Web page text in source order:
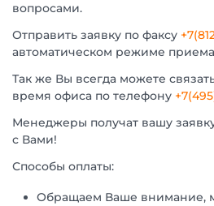
вопросами.
Отправить заявку по факсу
автоматическом режиме
Так же Вы всегда можете
время офиса по телефону
Менеджеры получат вашу
с Вами!
Способы оплаты:
Обращаем Ваше внимание,